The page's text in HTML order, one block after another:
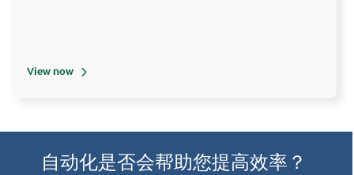
View now
自动化是否会帮助您提高效率？